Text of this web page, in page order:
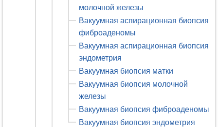
молочной железы
Вакуумная аспирационная биопсия
фиброаденомы
Вакуумная аспирационная биопсия
эндометрия
Вакуумная биопсия матки
Вакуумная биопсия молочной
железы
Вакуумная биопсия фиброаденомы
Вакуумная биопсия эндометрия